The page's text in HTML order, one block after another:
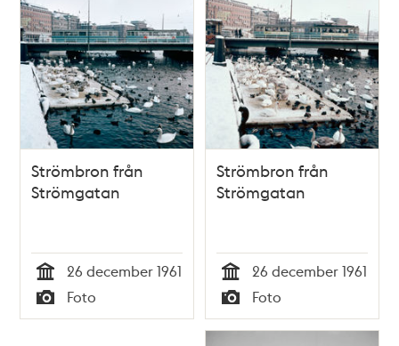
Strömbron från
Strömgatan
Tid
26 december 1961
Typ
Foto
Strömbron från
Strömgatan
Tid
26 december 1961
Typ
Foto